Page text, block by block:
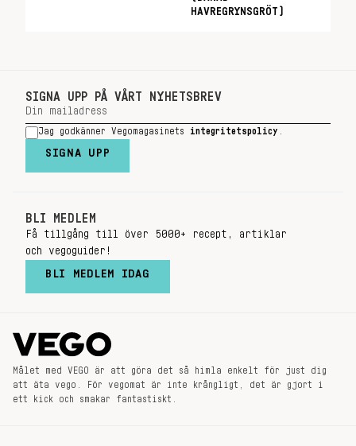
HAVREGRYNSGRÖT)
SIGNA UPP PÅ VÅRT NYHETSBREV
Jag godkänner Vegomagasinets integritetspolicy
SIGNA UPP
BLI MEDLEM
Få tillgång till över 5000+ recept, artiklar
och vegoguider!
BLI MEDLEM IDAG
Målet med VEGO är att göra det så himla enkelt för just dig
att äta vego. För vegomat är inte krångligt, det är gjort i
ett kick och smakar fantastiskt.